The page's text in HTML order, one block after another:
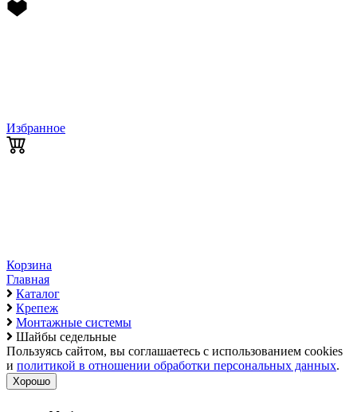
Избранное
Корзина
Главная
Каталог
Крепеж
Монтажные системы
Шайбы седельные
Пользуясь сайтом, вы соглашаетесь с использованием cookies
и политикой в отношении обработки персональных данных.
Хорошо